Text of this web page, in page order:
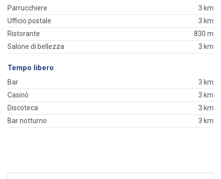
Parrucchiere
3 km
Ufficio postale
3 km
Ristorante
830 m
Salone di bellezza
3 km
Tempo libero
Bar
3 km
Casinò
3 km
Discoteca
3 km
Bar notturno
3 km